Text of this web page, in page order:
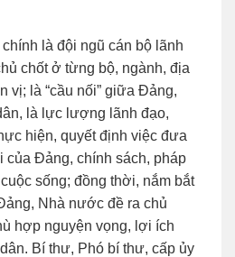
là đội ngũ cán bộ lãnh
chốt ở từng bộ, ngành, địa
vị; là “cầu nối” giữa Đảng,
là lực lượng lãnh đạo,
hiện, quyết định việc đưa
Đảng, chính sách, pháp
sống; đồng thời, nắm bắt
Nhà nước đề ra chủ
hợp nguyện vọng, lợi ích
Bí thư, Phó bí thư, cấp ủy